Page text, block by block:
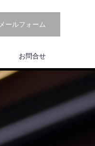
メールフォーム
お問合せ